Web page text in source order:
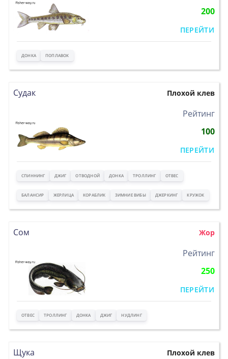
200
ПЕРЕЙТИ
ДОНКА ПОПЛАВОК
Судак Плохой клев
Рейтинг
100
ПЕРЕЙТИ
СПИННИНГ ДЖИГ ОТВОДНОЙ ДОНКА ТРОЛЛИНГ ОТВЕС
БАЛАНСИР ЖЕРЛИЦА КОРАБЛИК ЗИМНИЕ ВИБЫ ДЖЕРКИНГ КРУЖОК
Сом Жор
Рейтинг
250
ПЕРЕЙТИ
ОТВЕС ТРОЛЛИНГ ДОНКА ДЖИГ НУДЛИНГ
Щука Плохой клев